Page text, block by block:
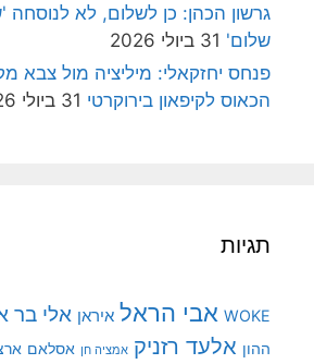
גרשון הכהן: כן לשלום, לא
שלום' 31 ביולי 2026
פנחס יחזקאלי: מיליציה מול צבא
הכאוס לקיפאון בירוקרטי 31 ביולי 2026
תגיות
WOKE אבי הראל איראן אלי בר
ההון אלעד רזניק אמציה חן אסלאם